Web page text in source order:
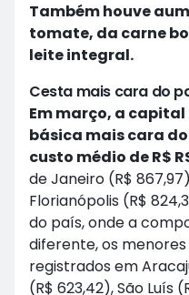
Também houve
tomate, da carne
leite integral.
Cesta mais cara do
Em março, a
básica mais cara
custo médio de R$
de Janeiro (R$
Florianópolis (R$
do país, onde a
diferente, os
registrados em
(R$ 623,42), São Luís